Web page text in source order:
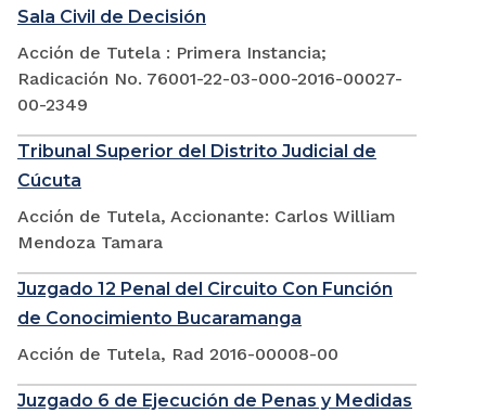
Sala Civil de Decisión
Acción de Tutela : Primera Instancia;
Radicación No. 76001-22-03-000-2016-00027-
00-2349
Tribunal Superior del Distrito Judicial de
Cúcuta
Acción de Tutela, Accionante: Carlos William
Mendoza Tamara
Juzgado 12 Penal del Circuito Con Función
de Conocimiento Bucaramanga
Acción de Tutela, Rad 2016-00008-00
Juzgado 6 de Ejecución de Penas y Medidas